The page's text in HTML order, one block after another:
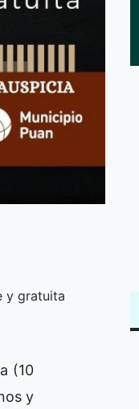
y gratuita
(10
y